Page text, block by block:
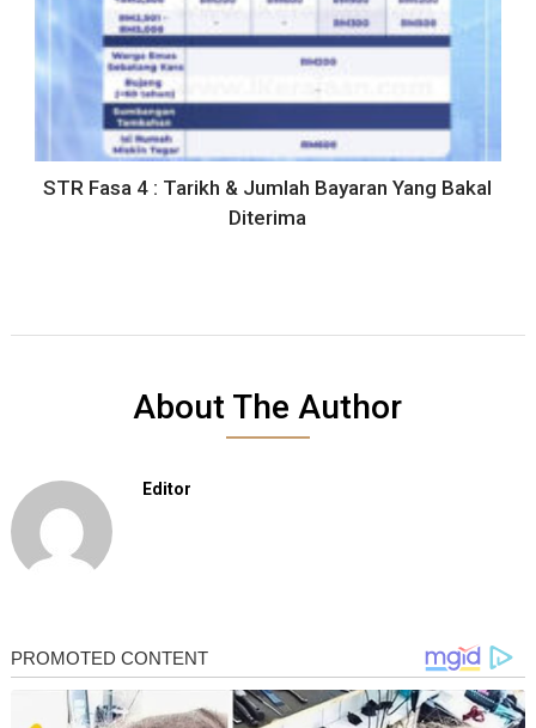
STR Fasa 4 : Tarikh & Jumlah Bayaran Yang Bakal
Diterima
About The Author
Editor